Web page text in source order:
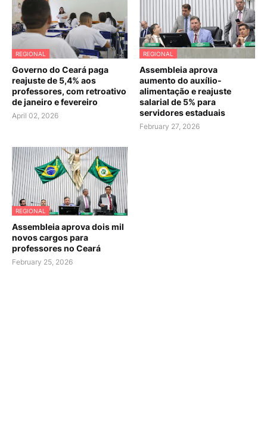
REGIONAL
Governo do Ceará paga
reajuste de 5,4% aos
professores, com retroativo
de janeiro e fevereiro
April 02, 2026
REGIONAL
Assembleia aprova
aumento do auxílio-
alimentação e reajuste
salarial de 5% para
servidores estaduais
February 27, 2026
REGIONAL
Assembleia aprova dois mil
novos cargos para
professores no Ceará
February 25, 2026